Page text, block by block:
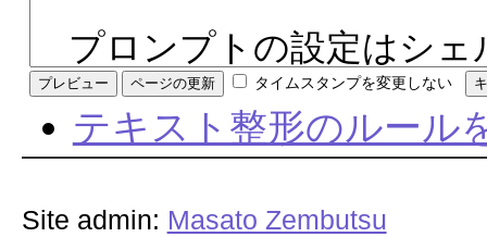
タイムスタンプを変更しない
テキスト整形のルール
Site admin: Masato Zembutsu